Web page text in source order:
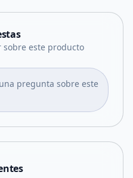
sobre este producto
pregunta sobre este